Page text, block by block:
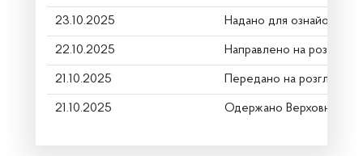
23.10.2025 Надано для
22.10.2025 Направлено на розгляд
21.10.2025 Передано на розгляд
21.10.2025 Одержано Верховною